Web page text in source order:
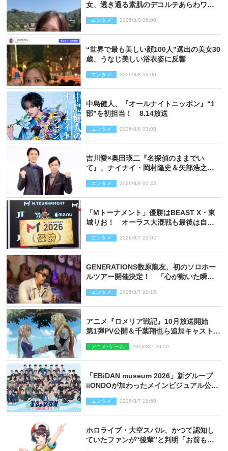
女、透き通る素肌のデコルテあらわワン
エンタメ 2026/8/8 06:00
“世界で最も美しい顔100人”選出の美女30
歳、うなじ美しい浴衣姿に反響
エンタメ 2026/8/8 06:00
中島健人、『オールナイトニッポン』“1
部”を初担当！ 8.14放送
エンタメ 2026/8/8 03:00
吉川愛×奥田瑛二『名探偵のままでい
て』、ナイナイ・岡村隆史＆矢部浩之の
エンタメ 2026/8/8 00:45
「Mトーナメント」優勝はBEAST X・東
城りお！ オーラス大混戦も最後は自ら
エンタメ 2026/8/7 22:02
GENERATIONS数原龍友、初のソロホー
ルツアー開催決定！ 「心が動いた瞬間
エンタメ 2026/8/7 20:15
アニメ『ロメリア戦記』10月放送開始
第1弾PV公開＆千葉翔也ら追加キャスト4
アニメ･ゲーム 2026/8/7 20:00
「EBiDAN museum 2026」新グループ
iiONDOが加わったメインビジュアル公
エンタメ 2026/8/7 18:50
ホロライブ・大空スバル、かつて認知し
ていたファンが“後輩”と判明「お前もし